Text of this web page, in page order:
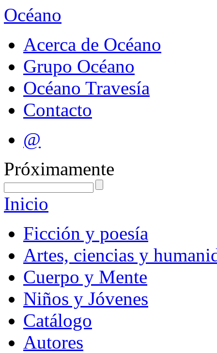
Océano
Acerca de Océano
Grupo Océano
Océano Travesía
Contacto
@
Próximamente
Inicio
Ficción y poesía
Artes, ciencias y
Cuerpo y Mente
Niños y Jóvenes
Catálogo
Autores